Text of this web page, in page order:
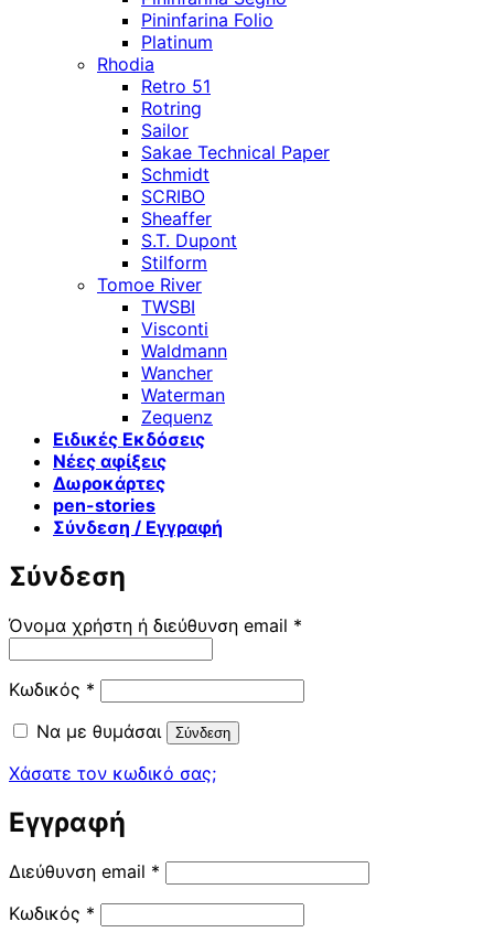
Pininfarina Folio
Platinum
Rhodia
Retro 51
Rotring
Sailor
Sakae Technical Paper
Schmidt
SCRIBO
Sheaffer
S.T. Dupont
Stilform
Tomoe River
TWSBI
Visconti
Waldmann
Wancher
Waterman
Zequenz
Ειδικές Εκδόσεις
Νέες αφίξεις
Δωροκάρτες
pen-stories
Σύνδεση / Εγγραφή
Σύνδεση
Όνομα χρήστη ή διεύθυνση email *
Κωδικός * Απαιτείται
Να με θυμάσαι
Σύνδεση
Χάσατε τον κωδικό σας;
Εγγραφή
Διεύθυνση email * Απαιτείται
Κωδικός * Απαιτείται